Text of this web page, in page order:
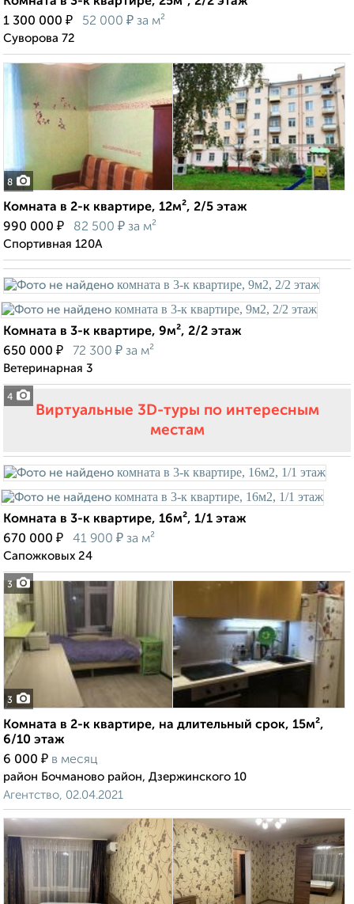
1 300 000 ₽ 52 000 ₽ за м²
Суворова 72
8
Комната в 2-к квартире, 12м², 2/5 этаж
990 000 ₽ 82 500 ₽ за м²
Спортивная 120А
4
Комната в 3-к квартире, 9м², 2/2 этаж
650 000 ₽ 72 300 ₽ за м²
Ветеринарная 3
Виртуальные 3D-туры по интересным
местам
3
Комната в 3-к квартире, 16м², 1/1 этаж
670 000 ₽ 41 900 ₽ за м²
Сапожковых 24
3
Комната в 2-к квартире, на длительный срок, 15м²,
6/10 этаж
6 000 ₽ в месяц
район Бочманово район, Дзержинского 10
Агентство, 02.04.2021